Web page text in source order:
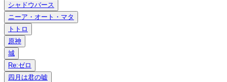
シャドウバース
ニーア・オート・マタ
トトロ
原神
城
Re:ゼロ
四月は君の嘘